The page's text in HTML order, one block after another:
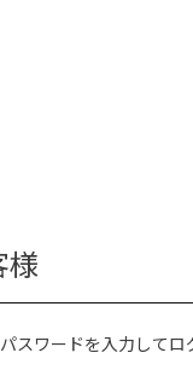
様
スワードを入力してロ